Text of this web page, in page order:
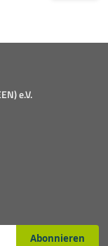
e.V.
Abonnieren